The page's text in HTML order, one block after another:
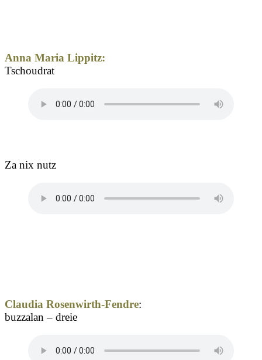
Anna Maria Lippitz:
Tschoudrat
Za nix nutz
Claudia Rosenwirth-Fendre:
buzzalan – dreie